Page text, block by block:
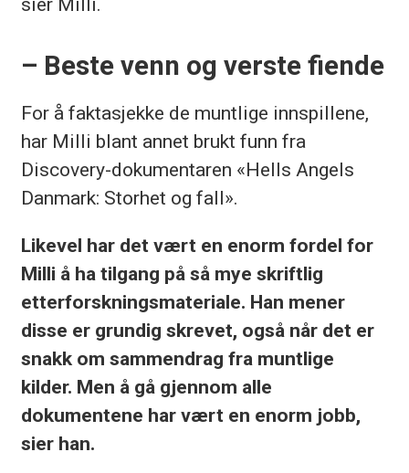
– Beste venn og verste fiende
For å faktasjekke de muntlige innspillene,
har Milli blant annet brukt funn fra
Discovery-dokumentaren «Hells Angels
Danmark: Storhet og fall».
Likevel har det vært en enorm fordel for
Milli å ha tilgang på så mye skriftlig
etterforskningsmateriale. Han mener
disse er grundig skrevet, også når det er
snakk om sammendrag fra muntlige
kilder. Men å gå gjennom alle
dokumentene har vært en enorm jobb,
sier han.